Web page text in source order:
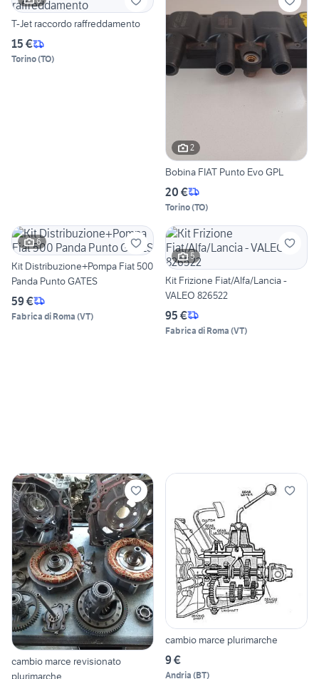
T-Jet raccordo raffreddamento
15 €
Torino(TO)
2
Bobina FIAT Punto Evo GPL
20 €
Torino(TO)
6
Kit Distribuzione+Pompa Fiat 500
Panda Punto GATES
59 €
Fabrica di Roma (VT)
5
Kit Frizione Fiat/Alfa/Lancia -
VALEO 826522
95 €
Fabrica di Roma (VT)
cambio marce revisionato
plurimarche
cambio marce plurimarche
9 €
Andria (BT)